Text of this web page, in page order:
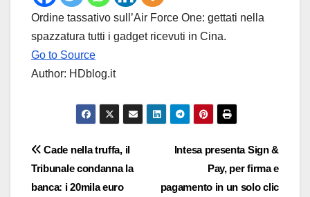
Ordine tassativo sull’Air Force One: gettati nella
spazzatura tutti i gadget ricevuti in Cina.
Go to Source
Author: HDblog.it
Navigazione
articoli
Intesa presenta Sign &
Pay, per firma e
pagamento in un solo clic
Cade nella truffa, il
Tribunale condanna la
banca: i 20mila euro